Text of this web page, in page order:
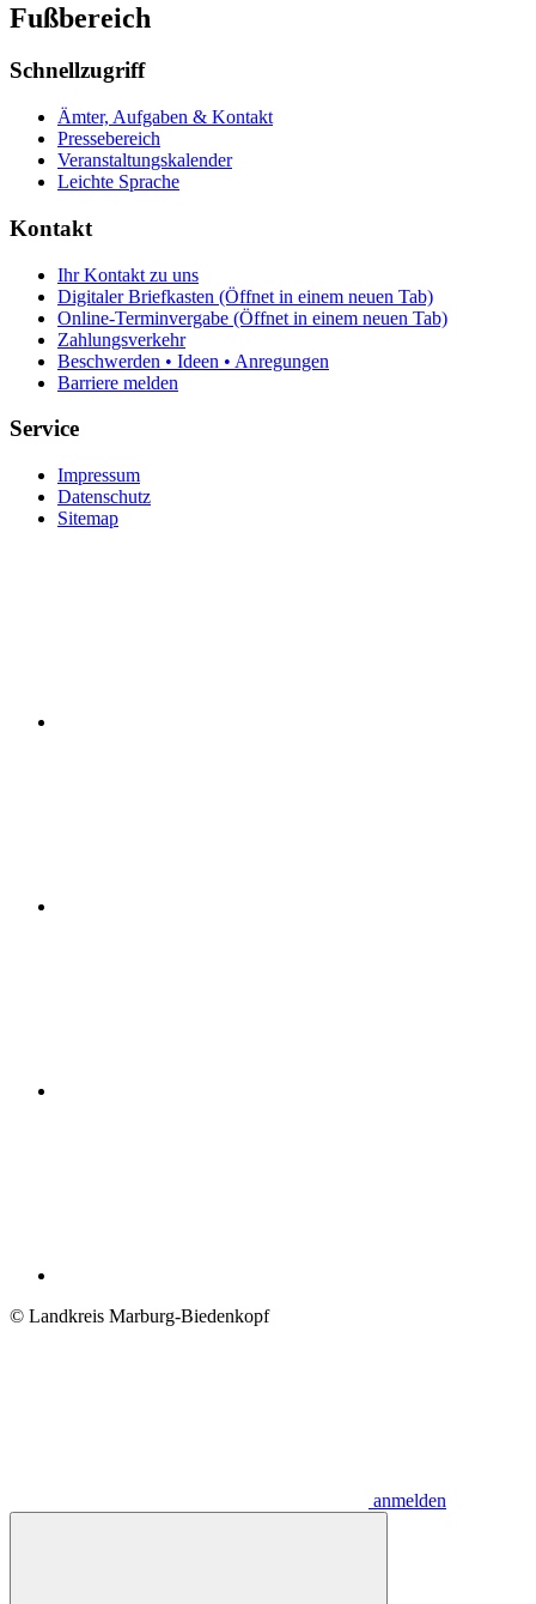
Fußbereich
Schnellzugriff
Ämter, Aufgaben & Kontakt
Pressebereich
Veranstaltungskalender
Leichte Sprache
Kontakt
Ihr Kontakt zu uns
Digitaler Briefkasten (Öffnet in einem neuen Tab)
Online-Terminvergabe (Öffnet in einem neuen Tab)
Zahlungsverkehr
Beschwerden • Ideen • Anregungen
Barriere melden
Service
Impressum
Datenschutz
Sitemap
© Landkreis Marburg-Biedenkopf
anmelden